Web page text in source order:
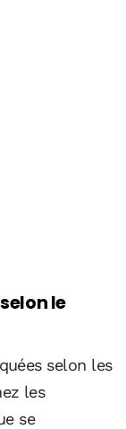
le
selon les
les
se